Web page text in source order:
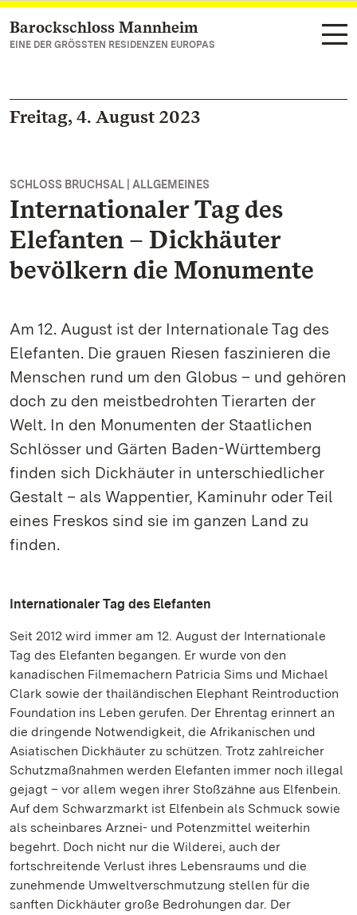
Zum Hauptinhalt springen
Barockschloss Mannheim
EINE DER GRÖSSTEN RESIDENZEN EUROPAS
Freitag, 4. August 2023
SCHLOSS BRUCHSAL | ALLGEMEINES
Internationaler Tag des
Elefanten – Dickhäuter
bevölkern die Monumente
Am 12. August ist der Internationale Tag des
Elefanten. Die grauen Riesen faszinieren die
Menschen rund um den Globus – und gehören
doch zu den meistbedrohten Tierarten der
Welt. In den Monumenten der Staatlichen
Schlösser und Gärten Baden-Württemberg
finden sich Dickhäuter in unterschiedlicher
Gestalt – als Wappentier, Kaminuhr oder Teil
eines Freskos sind sie im ganzen Land zu
finden.
Internationaler Tag des Elefanten
Seit 2012 wird immer am 12. August der Internationale
Tag des Elefanten begangen. Er wurde von den
kanadischen Filmemachern Patricia Sims und Michael
Clark sowie der thailändischen Elephant Reintroduction
Foundation ins Leben gerufen. Der Ehrentag erinnert an
die dringende Notwendigkeit, die Afrikanischen und
Asiatischen Dickhäuter zu schützen. Trotz zahlreicher
Schutzmaßnahmen werden Elefanten immer noch illegal
gejagt – vor allem wegen ihrer Stoßzähne aus Elfenbein.
Auf dem Schwarzmarkt ist Elfenbein als Schmuck sowie
als scheinbares Arznei- und Potenzmittel weiterhin
begehrt. Doch nicht nur die Wilderei, auch der
fortschreitende Verlust ihres Lebensraums und die
zunehmende Umweltverschmutzung stellen für die
sanften Dickhäuter große Bedrohungen dar. Der